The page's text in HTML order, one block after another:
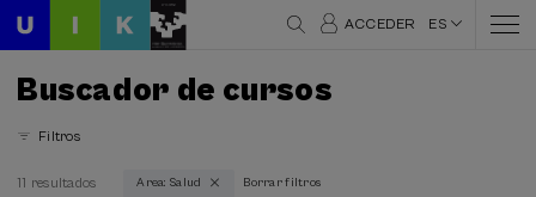
ACCEDER ES
Buscador de cursos
Filtros
11 resultados Area: Salud Borrar filtros